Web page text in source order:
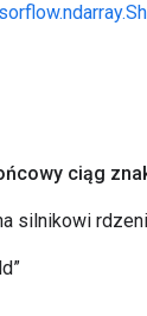
ciąg
silnikowi